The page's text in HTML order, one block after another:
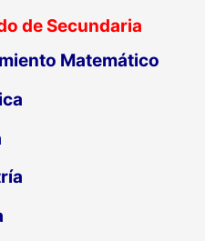
de Secundaria
Matemático